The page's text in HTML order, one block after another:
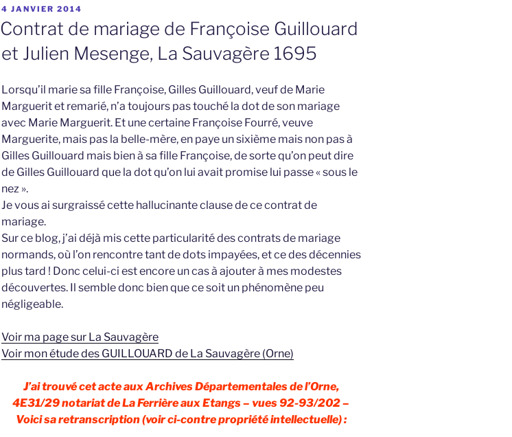
PUBLIÉ
LE
4 JANVIER 2014
Contrat de mariage de Françoise Guillouard
et Julien Mesenge, La Sauvagère 1695
Lorsqu’il marie sa fille Françoise, Gilles Guillouard, veuf de Marie
Marguerit et remarié, n’a toujours pas touché la dot de son mariage
avec Marie Marguerit. Et une certaine Françoise Fourré, veuve
Marguerite, mais pas la belle-mère, en paye un sixième mais non pas à
Gilles Guillouard mais bien à sa fille Françoise, de sorte qu’on peut dire
de Gilles Guillouard que la dot qu’on lui avait promise lui passe « sous le
nez ».
Je vous ai surgraissé cette hallucinante clause de ce contrat de
mariage.
Sur ce blog, j’ai déjà mis cette particularité des contrats de mariage
normands, où l’on rencontre tant de dots impayées, et ce des décennies
plus tard ! Donc celui-ci est encore un cas à ajouter à mes modestes
découvertes. Il semble donc bien que ce soit un phénomène peu
négligeable.
Voir ma page sur La Sauvagère
Voir mon étude des GUILLOUARD de La Sauvagère (Orne)
J’ai trouvé cet acte aux Archives Départementales de l’Orne,
4E31/29 notariat de La Ferrière aux Etangs – vues 92-93/202 –
Voici sa retranscription (voir ci-contre propriété intellectuelle) :